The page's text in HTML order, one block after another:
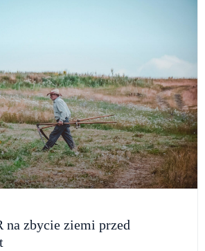
na zbycie ziemi przed